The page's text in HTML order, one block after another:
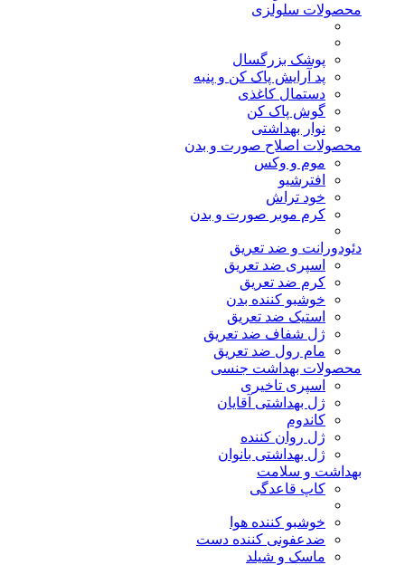
محصولات سلولزی
پوشک بزرگسال
پد آرایش پاک کن و پنبه
دستمال کاغذی
گوش پاک کن
نوار بهداشتی
محصولات اصلاح صورت و بدن
موم و وکس
افترشیو
خود تراش
کرم موبر صورت و بدن
دئودورانت و ضد تعریق
اسپری ضد تعریق
کرم ضد تعریق
خوشبو کننده بدن
استیک ضد تعریق
ژل شفاف ضد تعریق
مام رول ضد تعریق
محصولات بهداشت جنسی
اسپری تاخیری
ژل بهداشتی آقایان
کاندوم
ژل روان کننده
ژل بهداشتی بانوان
بهداشت و سلامت
کاپ قاعدگی
خوشبو کننده هوا
ضدعفونی کننده دست
ماسک و شیلد